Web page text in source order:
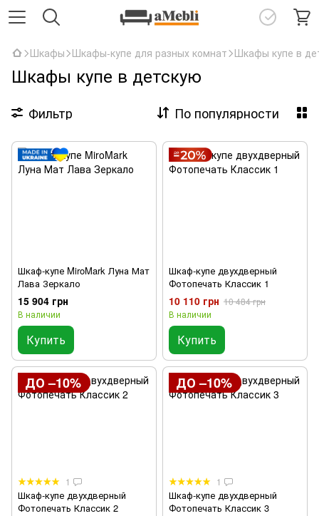
Шкафы Шкафы-купе для разных комнат Шкафы купе в
Шкафы купе в детскую
Фильтр По популярности
Шкаф-купе MiroMark Луна Мат
Лава Зеркало
15 904 грн
В наличии
Купить
Шкаф-купе двухдверный
Фотопечать Классик 1
10 110 грн 10 484 грн
В наличии
Купить
ДО –10%
1
Шкаф-купе двухдверный
Фотопечать Классик 2
ДО –10%
1
Шкаф-купе двухдверный
Фотопечать Классик 3